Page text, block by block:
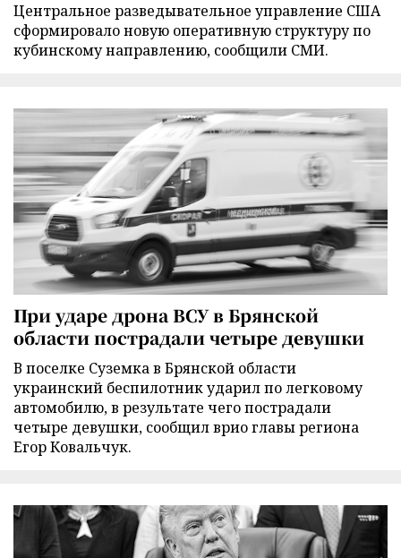
Центральное разведывательное управление США
сформировало новую оперативную структуру по
кубинскому направлению, сообщили СМИ.
При ударе дрона ВСУ в Брянской
области пострадали четыре девушки
В поселке Суземка в Брянской области
украинский беспилотник ударил по легковому
автомобилю, в результате чего пострадали
четыре девушки, сообщил врио главы региона
Егор Ковальчук.